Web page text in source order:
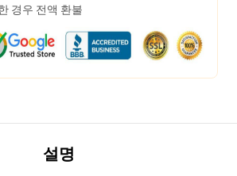
경우 전액 환불
설명